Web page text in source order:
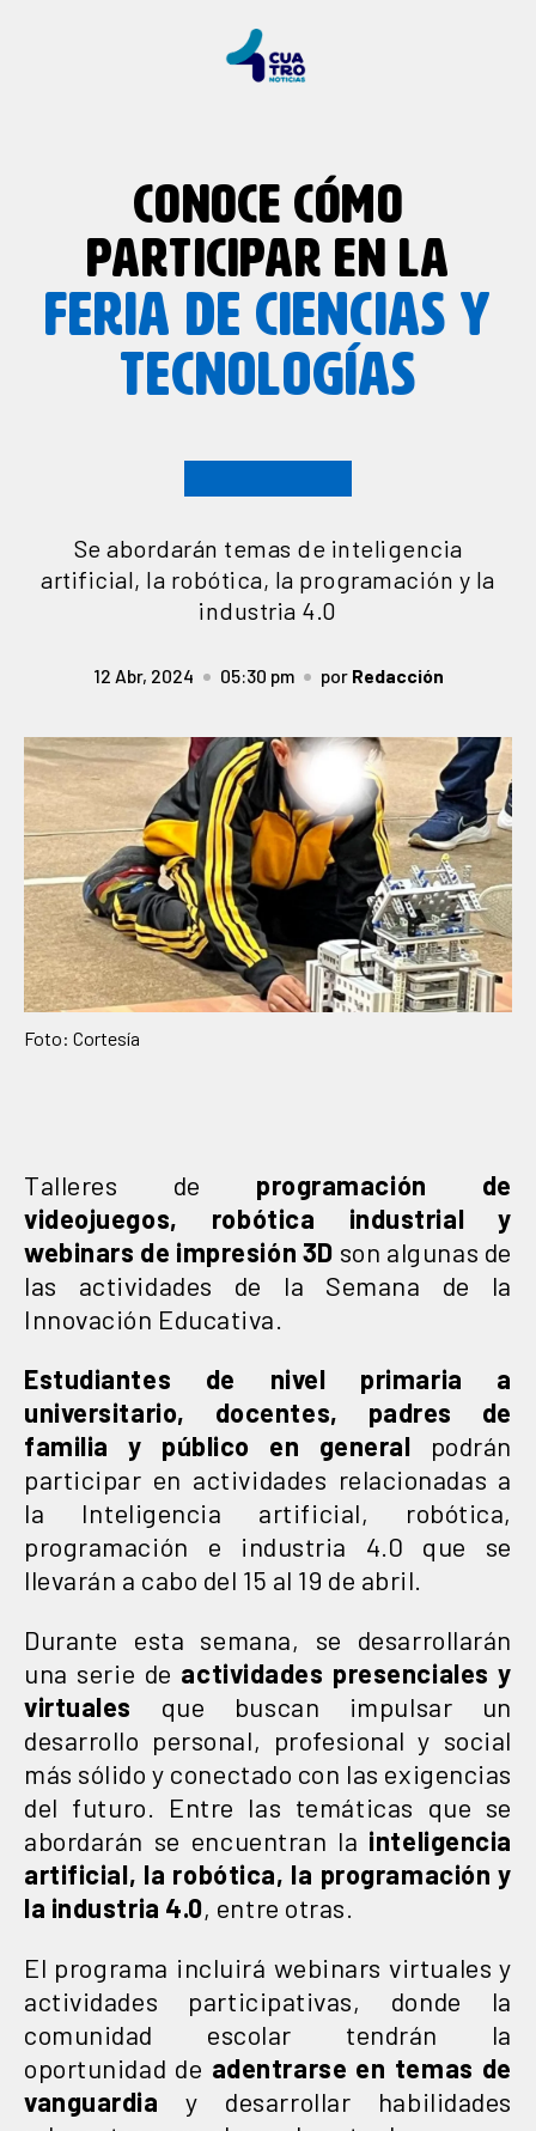
CONOCE CÓMO
PARTICIPAR EN LA
FERIA DE CIENCIAS Y
TECNOLOGÍAS
Se abordarán temas de inteligencia
artificial, la robótica, la programación y la
industria 4.0
12 Abr, 2024 05:30 pm por Redacción
Foto: Cortesía
Talleres de programación de
videojuegos, robótica industrial y
webinars de impresión 3D son algunas de
las actividades de la Semana de la
Innovación Educativa.
Estudiantes de nivel primaria a
universitario, docentes, padres de
familia y público en general podrán
participar en actividades relacionadas a
la Inteligencia artificial, robótica,
programación e industria 4.0 que se
llevarán a cabo del 15 al 19 de abril.
Durante esta semana, se desarrollarán
una serie de actividades presenciales y
virtuales que buscan impulsar un
desarrollo personal, profesional y social
más sólido y conectado con las exigencias
del futuro. Entre las temáticas que se
abordarán se encuentran la inteligencia
artificial, la robótica, la programación y
la industria 4.0, entre otras.
El programa incluirá webinars virtuales y
actividades participativas, donde la
comunidad escolar tendrán la
oportunidad de adentrarse en temas de
vanguardia y desarrollar habilidades